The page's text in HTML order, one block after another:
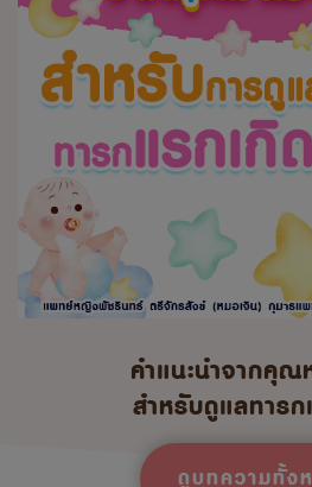
คำแนะนำจากคุ
สำหรับดูแลทาร
ดูบทความทั้ง